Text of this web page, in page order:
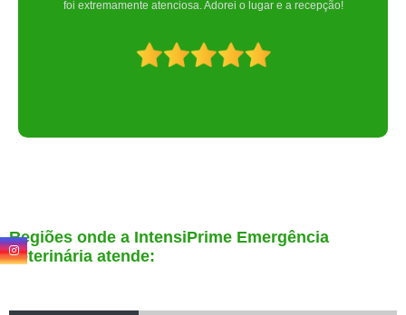
Regiões onde a IntensiPrime Emergência
Veterinária atende: